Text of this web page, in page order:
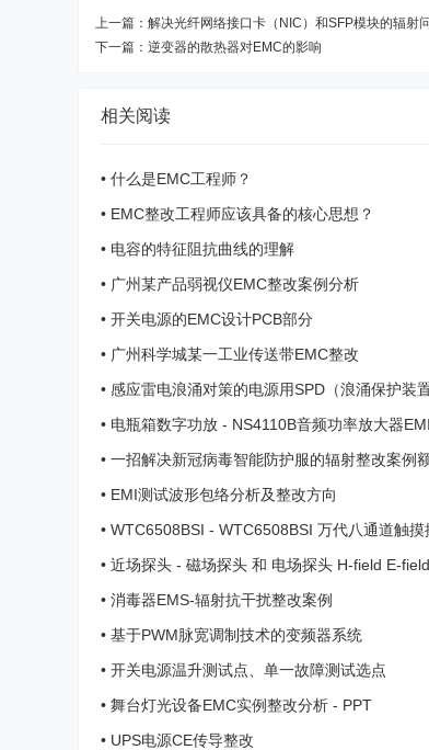
上一篇： 解决光纤网络接口卡（NIC）和SFP模块的辐射
下一篇： 逆变器的散热器对EMC的影响
相关阅读
• 什么是EMC工程师？
• EMC整改工程师应该具备的核心思想？
• 电容的特征阻抗曲线的理解
• 广州某产品弱视仪EMC整改案例分析
• 开关电源的EMC设计PCB部分
• 广州科学城某一工业传送带EMC整改
• 感应雷电浪涌对策的电源用SPD（浪涌保护装置
• 电瓶箱数字功放 - NS4110B音频功率放大器
• 一招解决新冠病毒智能防护服的辐射整改案例
• EMI测试波形包络分析及整改方向
• WTC6508BSI - WTC6508BSI 万代八通道触
• 近场探头 - 磁场探头 和 电场探头 H-field E-field
• 消毒器EMS-辐射抗干扰整改案例
• 基于PWM脉宽调制技术的变频器系统
• 开关电源温升测试点、单一故障测试选点
• 舞台灯光设备EMC实例整改分析 - PPT
• UPS电源CE传导整改